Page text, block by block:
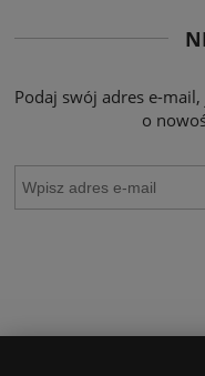
Podaj swój adres e-
o